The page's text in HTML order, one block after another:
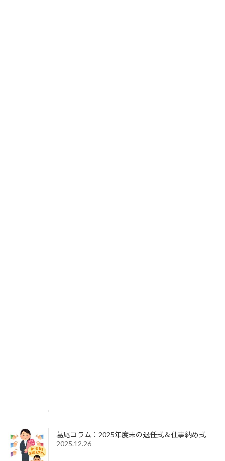
葛尾コラム：2025年度末の退任式＆仕事納め式
2025.12.26